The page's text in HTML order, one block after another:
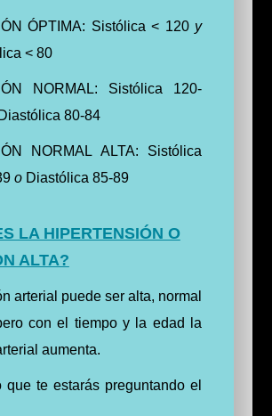
ÓPTIMA: Sistólica < 120y
< 80
NORMAL: Sistólica 120-
80-84
NORMAL ALTA: Sistólica
oDiastólica 85-89
LA HIPERTENSIÓN O
ALTA?
arterial puede ser alta, normal
con el tiempo y la edad la
aumenta.
que te estarás preguntando el